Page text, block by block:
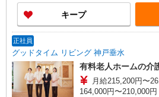
特定事業所加算手当
格・経験等による
キープ
正社員
グッドタイム リビング 神戸垂水
有料老人ホームの介
月給215,200円〜261,200円 ＜内
164,000円〜210,000